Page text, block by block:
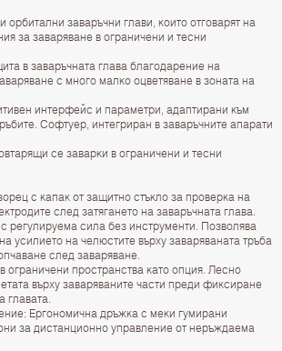
орбитални заваръчни глави, които отговарят на
за заваряване в ограничени и тесни
в заваръчната глава благодарение на
с много малко оцветяване в зоната на
интерфейс и параметри, адаптирани към
Софтуер, интегриран в заваръчните апарати
се заварки в ограничени и тесни
с капак от защитно стъкло за проверка на
след затягането на заваръчната глава.
регулируема сила без инструменти. Позволява
усилието на челюстите върху заваряваната тръба
след заваряване.
ограничени пространства като опция. Лесно
върху заваряваните части преди фиксиране
главата.
Ергономична дръжка с меки гумирани
за дистанционно управление от неръждаема